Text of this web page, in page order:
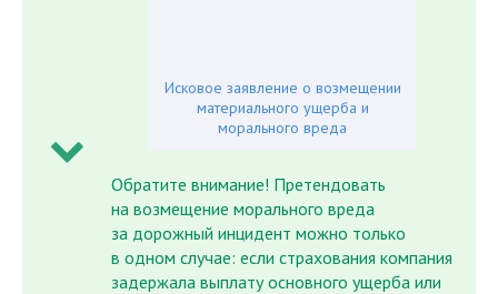
Исковое заявление о возмещении
материального ущерба и
морального вреда
Обратите внимание! Претендовать
на возмещение морального вреда
за дорожный инцидент можно только
в одном случае: если страхования компания
задержала выплату основного ущерба или